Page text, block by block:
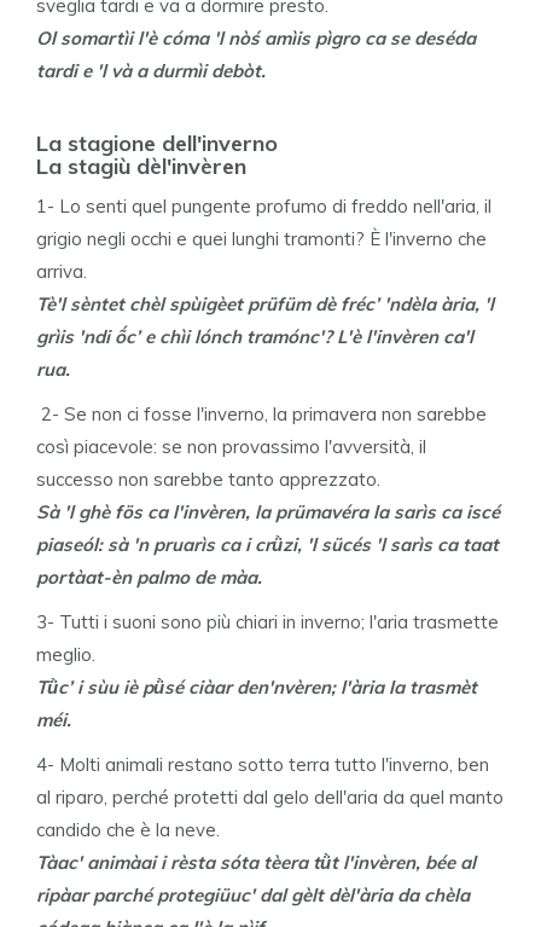
sveglia tardi e va a dormire presto.
Ol somartìi l'è cóma 'l nòś amìis pìgro ca se deséda
tardi e 'l và a durmìi debòt.
La stagione dell'inverno
La stagiù dèl'invèren
1- Lo senti quel pungente profumo di freddo nell'aria, il
grigio negli occhi e quei lunghi tramonti? È l'inverno che
arriva.
Tè'l sèntet chèl spùigèet prüfüm dè fréc’ 'ndèla ària, 'l
grìis 'ndi ṍc’ e chìi lónch tramónc'? L'è l'invèren ca'l
rua.
2- Se non ci fosse l'inverno, la primavera non sarebbe
così piacevole: se non provassimo l'avversità, il
successo non sarebbe tanto apprezzato.
Sà 'l ghè fös ca l'invèren, la prümavéra la sarìs ca iscé
piaseól: sà 'n pruarìs ca i crǜzi, 'l sücés 'l sarìs ca taat
portàat-èn palmo de màa.
3- Tutti i suoni sono più chiari in inverno; l'aria trasmette
meglio.
Tǜc’ i sùu iè pǜsé ciàar den'nvèren; l'ària la trasmèt
méi.
4- Molti animali restano sotto terra tutto l'inverno, ben
al riparo, perché protetti dal gelo dell'aria da quel manto
candido che è la neve.
Tàac' animàai i rèsta sóta tèera tǜt l'invèren, bée al
ripàar parché protegiüuc' dal gèlt dèl'ària da chèla